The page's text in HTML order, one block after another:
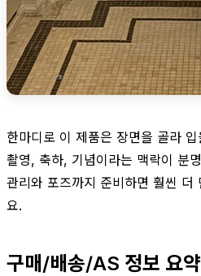
한마디로 이 제품은 장면을 골라
촬영, 축하, 기념이라는 맥락이 분
관리와 포즈까지 준비하면 훨씬 더
요.
구매/배송/AS 정보 요약